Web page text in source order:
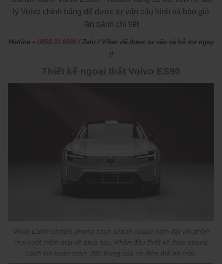
lý Volvo chính hãng để được tư vấn cấu hình và báo giá
lăn bánh chi tiết
Hotline – 0858.32.6666 / Zalo / Viber để được tư vấn và hỗ trợ ngay
!!
Thiết kế ngoại thất Volvo ES90
Volvo ES90 sở hữu phong cách sedan coupe hiện đại với phần
mui vuốt mềm mại về phía sau. Phần đầu thiết kế theo phong
cách kín hoàn toàn, đặc trưng của xe điện thế hệ mới.